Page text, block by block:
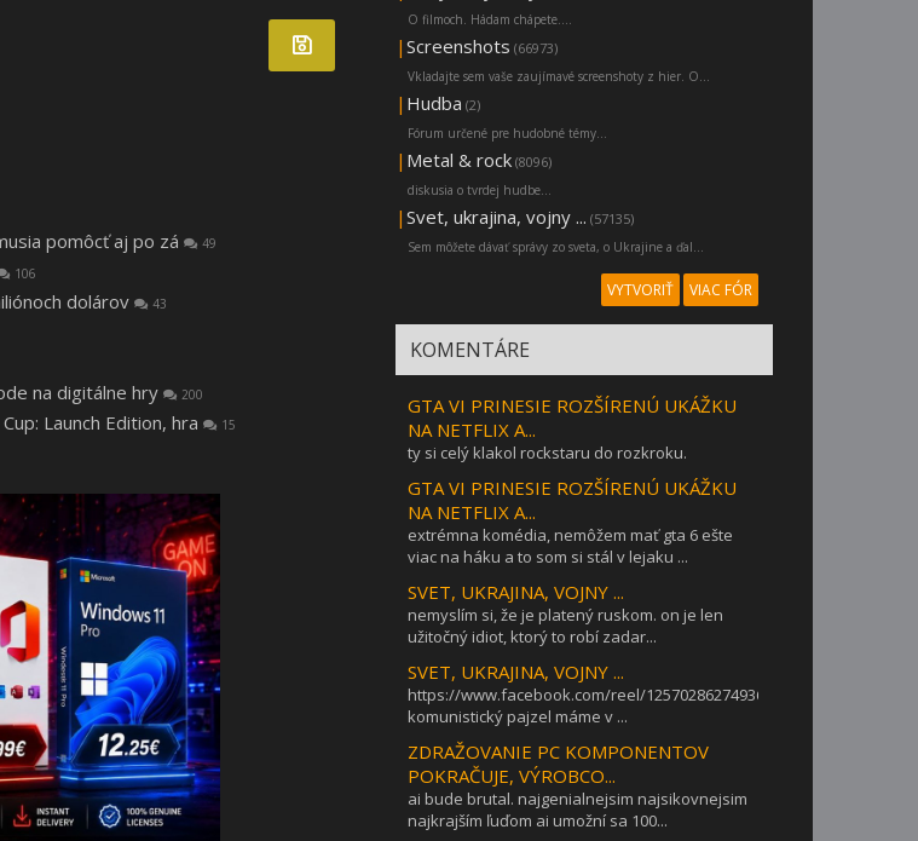
pomôcť aj po zá 49
106
dolárov 43
na digitálne hry 200
Launch Edition, hra 15
O filmoch. Hádam chápete....
| Screenshots (66973)
Vkladajte sem vaše zaujímavé screenshoty z hier. O...
| Hudba (2)
Fórum určené pre hudobné témy...
| Metal & rock (8096)
diskusia o tvrdej hudbe...
| Svet, ukrajina, vojny ... (57135)
Sem môžete dávať správy zo sveta, o Ukrajine a ďal...
VYTVORIŤ VIAC FÓR
KOMENTÁRE
GTA VI PRINESIE ROZŠÍRENÚ UKÁŽKU
NA NETFLIX A...
ty si celý klakol rockstaru do rozkroku.
GTA VI PRINESIE ROZŠÍRENÚ UKÁŽKU
NA NETFLIX A...
extrémna komédia, nemôžem mať gta 6 ešte
viac na háku a to som si stál v lejaku ...
SVET, UKRAJINA, VOJNY ...
nemyslím si, že je platený ruskom. on je len
užitočný idiot, ktorý to robí zadar...
SVET, UKRAJINA, VOJNY ...
https://www.facebook.com/reel/1257028627493642takýto
komunistický pajzel máme v ...
ZDRAŽOVANIE PC KOMPONENTOV
POKRAČUJE, VÝROBCO...
ai bude brutal. najgenialnejsim najsikovnejsim
najkrajším ľuďom ai umožní sa 100...